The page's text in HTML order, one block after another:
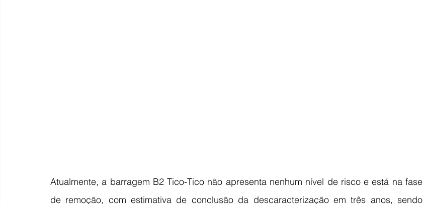
Atualmente, a barragem B2 Tico-Tico não apresenta nenhum nível de risco e está na fase
de remoção, com estimativa de conclusão da descaracterização em três anos, sendo